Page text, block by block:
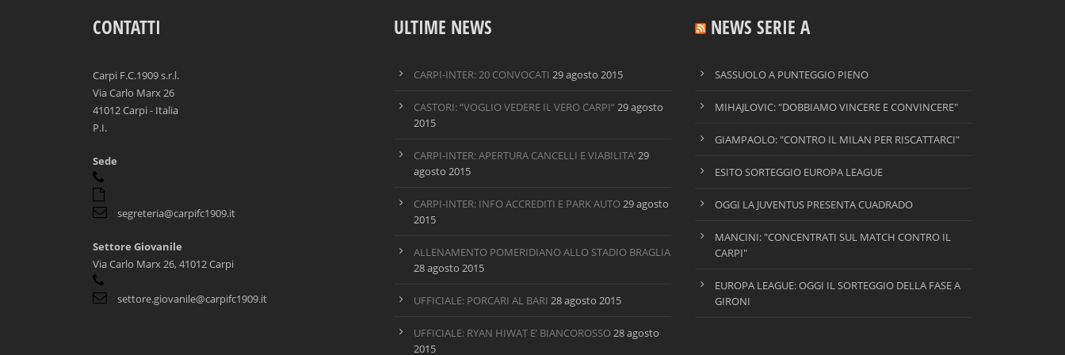
CONTATTI
Carpi F.C.1909 s.r.l.
Via Carlo Marx 26
41012 Carpi - Italia
P.I.
Sede
segreteria@carpifc1909.it
Settore Giovanile
Via Carlo Marx 26, 41012 Carpi
settore.giovanile@carpifc1909.it
ULTIME NEWS
CARPI-INTER: 20 CONVOCATI 29 agosto 2015
CASTORI: “VOGLIO VEDERE IL VERO CARPI” 29 agosto
2015
CARPI-INTER: APERTURA CANCELLI E VIABILITA’29
agosto 2015
CARPI-INTER: INFO ACCREDITI E PARK AUTO29 agosto
2015
ALLENAMENTO POMERIDIANO ALLO STADIO BRAGLIA
28 agosto 2015
UFFICIALE: PORCARI AL BARI 28 agosto 2015
UFFICIALE: RYAN HIWAT E’ BIANCOROSSO28 agosto
2015
NEWS SERIE A
SASSUOLO A PUNTEGGIO PIENO
MIHAJLOVIC: "DOBBIAMO VINCERE E CONVINCERE"
GIAMPAOLO: "CONTRO IL MILAN PER RISCATTARCI"
ESITO SORTEGGIO EUROPA LEAGUE
OGGI LA JUVENTUS PRESENTA CUADRADO
MANCINI: "CONCENTRATI SUL MATCH CONTRO IL
CARPI"
EUROPA LEAGUE: OGGI IL SORTEGGIO DELLA FASE A
GIRONI